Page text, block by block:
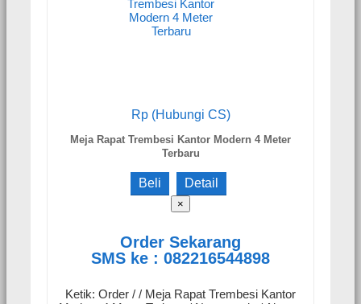
Rp (Hubungi CS)
Meja Rapat Trembesi Kantor Modern 4 Meter
Terbaru
Beli Detail
×
Order Sekarang
SMS ke : 082216544898
Ketik: Order / / Meja Rapat Trembesi Kantor